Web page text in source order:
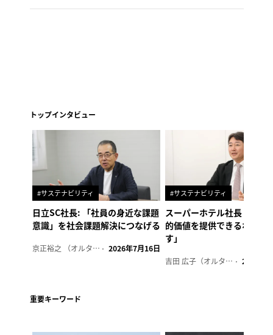
トップインタビュー
#サステナビリティ
日立SC社長: 「社員の身近な課題
意識」を社会課題解決につなげる
京正裕之 （オルタナ副編集長） 2026年7月16日
#サステナビリティ
スーパーホテル社長「地域
的価値を提供できるホテル
す」
吉田 広子（オルタナ輪番編集長） 2026年6
重要キーワード